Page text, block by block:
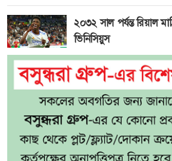
২০৩২ সাল পর্যন্ত রিয়াল
ভিনিসিয়ুস